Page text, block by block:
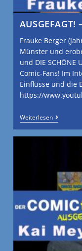
Frauke Berger
Münster und
und DIE SCHÖNE
Comic-Fans! Im
Einflüsse und die
https://
Weiterlesen